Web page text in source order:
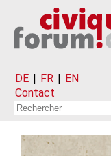
DE | FR | EN
Contact